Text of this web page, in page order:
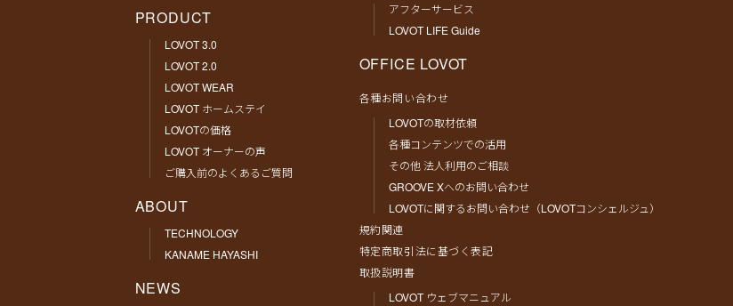
PRODUCT
LOVOT 3.0
LOVOT 2.0
LOVOT WEAR
LOVOT ホームステイ
LOVOTの価格
LOVOT オーナーの声
ご購入前のよくあるご質問
ABOUT
TECHNOLOGY
KANAME HAYASHI
NEWS
アフターサービス
LOVOT LIFE Guide
OFFICE LOVOT
各種お問い合わせ
LOVOTの取材依頼
各種コンテンツでの活用
その他 法人利用のご相談
GROOVE Xへのお問い合わせ
LOVOTに関するお問い合わせ（LOVOTコンシェルジュ）
規約関連
特定商取引法に基づく表記
取扱説明書
LOVOT ウェブマニュアル